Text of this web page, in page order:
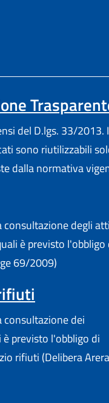
del D.lgs. 33/2013. I
sono riutilizzabili
dalla normativa
consultazione degli atti
è previsto l'obbligo
69/2009)
consultazione dei
previsto l'obbligo di
rifiuti (Delibera Arera